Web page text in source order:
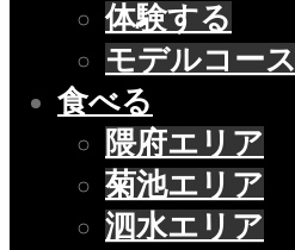
体験する
モデルコース
食べる
隈府エリア
菊池エリア
泗水エリア